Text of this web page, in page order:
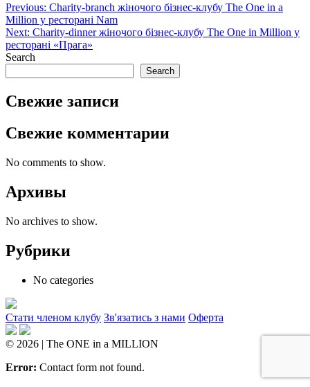
Previous: Charity-branch жіночого бізнес-клубу The One in a
Million у ресторані Nam
Next: Charity-dinner жіночого бізнес-клубу The One in Million у
ресторані «Прага»
Search
Search
Свежие записи
Свежие комментарии
No comments to show.
Архивы
No archives to show.
Рубрики
No categories
Стати членом клубу Зв'язатись з нами Оферта
© 2026 | The ONE in a MILLION
Error: Contact form not found.